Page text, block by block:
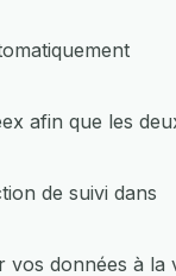
afin que les
de suivi dans
données à la